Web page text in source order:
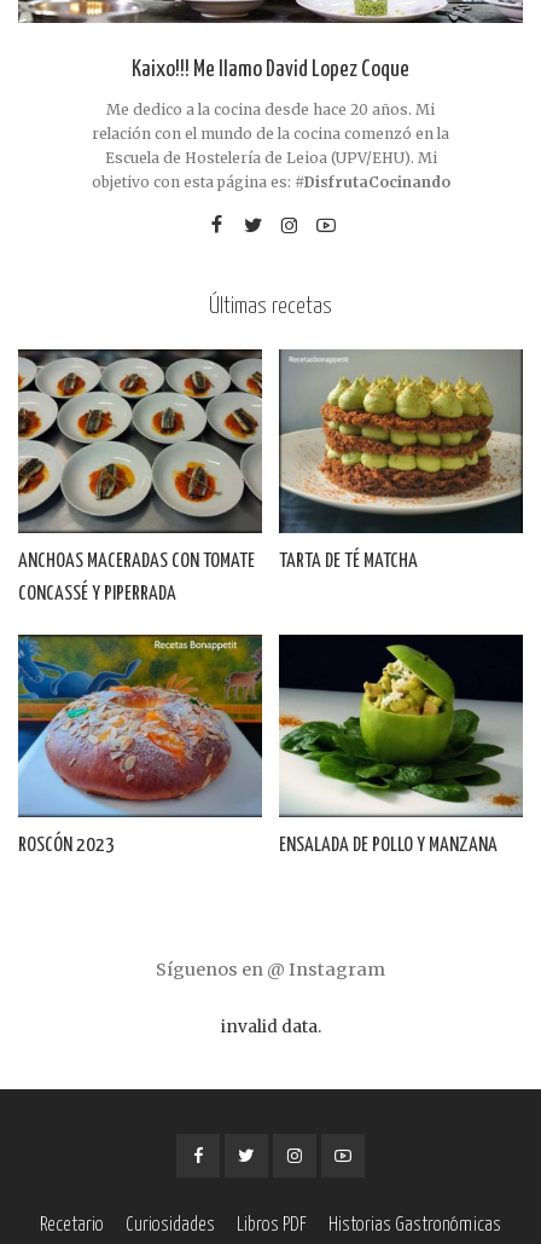
Kaixo!!! Me llamo David Lopez Coque
Me dedico a la cocina desde hace 20 años. Mi
relación con el mundo de la cocina comenzó en la
Escuela de Hostelería de Leioa (UPV/EHU). Mi
objetivo con esta página es: #DisfrutaCocinando
Últimas recetas
ANCHOAS MACERADAS CON TOMATE
CONCASSÉ Y PIPERRADA
TARTA DE TÉ MATCHA
ROSCÓN 2023 ENSALADA DE POLLO Y MANZANA
Síguenos en @ Instagram
invalid data.
Recetario Curiosidades Libros PDF Historias Gastronómicas